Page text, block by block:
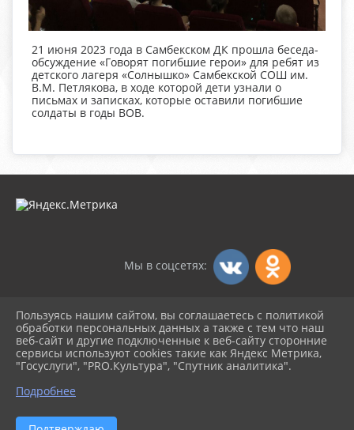
21 июня 2023 года в Самбекском ДК прошла беседа-
обсуждение «Говорят погибшие герои» для ребят из
детского лагеря «Солнышко» Самбекской СОШ им.
В.М. Петлякова, в ходе которой дети узнали о
письмах и записках, которые оставили погибшие
солдаты в годы ВОВ.
Мы в соцсетях:
2026 г. dksambek.ru
Вход
Карта сайта
Политика обработки персональных данных
Сделано на KubCMS
Пользуясь нашим сайтом, вы соглашаетесь с политикой
обработки персональных данных а также с тем что наш
веб-сайт и другие подключенные к веб-сайту сторонние
сервисы используют cookies такие как Яндекс Метрика,
"Госуслуги", "PRO.Культура", "Спутник аналитика".
Подробнее